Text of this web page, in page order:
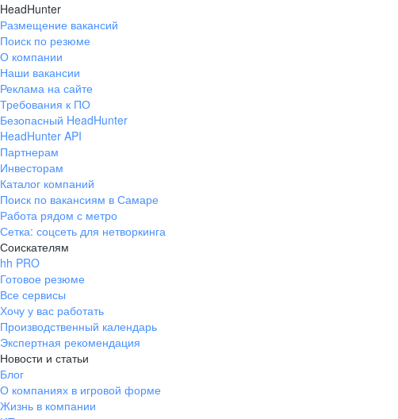
HeadHunter
Размещение вакансий
Поиск по резюме
О компании
Наши вакансии
Реклама на сайте
Требования к ПО
Безопасный HeadHunter
HeadHunter API
Партнерам
Инвесторам
Каталог компаний
Поиск по вакансиям в Самаре
Работа рядом с метро
Сетка: соцсеть для нетворкинга
Соискателям
hh PRO
Готовое резюме
Все сервисы
Хочу у вас работать
Производственный календарь
Экспертная рекомендация
Новости и статьи
Блог
О компаниях в игровой форме
Жизнь в компании